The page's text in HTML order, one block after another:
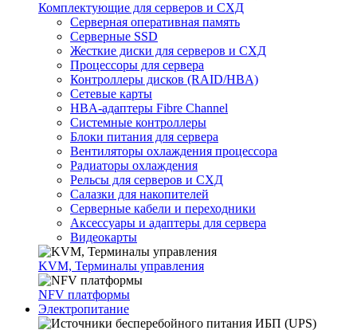
Комплектующие для серверов и СХД
Серверная оперативная память
Серверные SSD
Жесткие диски для серверов и СХД
Процессоры для сервера
Контроллеры дисков (RAID/HBA)
Сетевые карты
HBA-адаптеры Fibre Channel
Системные контроллеры
Блоки питания для сервера
Вентиляторы охлаждения процессора
Радиаторы охлаждения
Рельсы для серверов и СХД
Салазки для накопителей
Серверные кабели и переходники
Аксессуары и адаптеры для сервера
Видеокарты
KVM, Терминалы управления
NFV платформы
Электропитание